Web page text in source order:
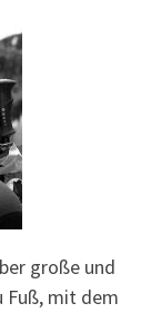
große und
Fuß, mit dem